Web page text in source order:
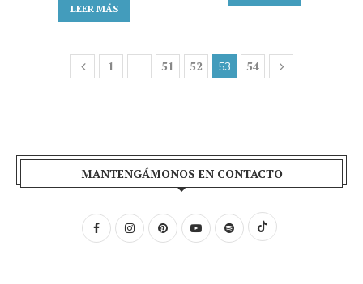
LEER MÁS
1 … 51 52 53 54
MANTENGÁMONOS EN CONTACTO